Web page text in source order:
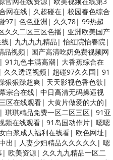
网在线| 久超碰在| 校园春色综合
97| 色色亚洲 | 久久78| 99热超
久久二区三区色播 | 亚洲欧美国产
| 九九九九精品 |怡红院怡春院|
品视频| 国产高清吃奶免费视频网
| 91九色丰满高潮| 大香蕉综合在
| 久久透逼视频| 超碰97久久国 | 91
狠狠躁超爽| 天天影视色香色欲 |
宗合在线| 中日高清无码操逼视
区在线观看| 大黄片做爱的大的 |
| 琪琪精品免费一区二区三区| 91亚
频在线观看| 91岛国动作片| 嗯嗯
白浆成人福利在线看| 欧色网址 |
出 | 人妻少妇精品久久久久久 | 嗯
| 欧美资源| 久久九九精品一区二